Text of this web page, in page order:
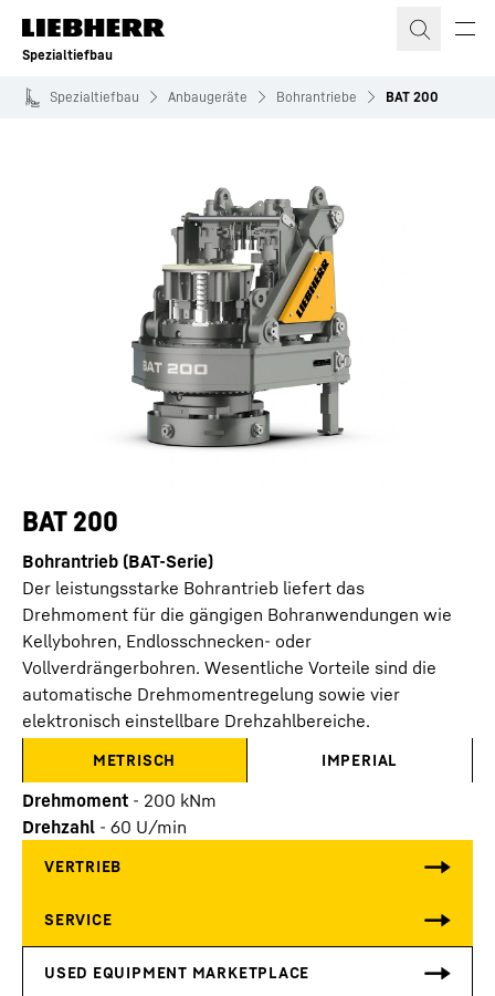
Zum Inhalt springen
Spezialtiefbau
Spezialtiefbau Anbaugeräte Bohrantriebe BAT 200
BAT 200
Bohrantrieb (BAT-Serie)
Der leistungsstarke Bohrantrieb liefert das
Drehmoment für die gängigen Bohranwendungen wie
Kellybohren, Endlosschnecken- oder
Vollverdrängerbohren. Wesentliche Vorteile sind die
automatische Drehmomentregelung sowie vier
elektronisch einstellbare Drehzahlbereiche.
METRISCH IMPERIAL
Drehmoment - 200 kNm
Drehzahl - 60 U/min